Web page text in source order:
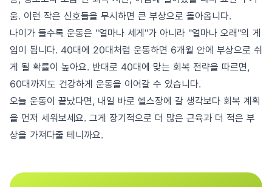
움. 이런 작은 신호들을 무시하면 큰 부상으로 돌아옵니다.
나이가 들수록 운동은 "얼마나 세게"가 아니라 "얼마나 오래"의 게
임이 됩니다. 40대에 20대처럼 운동하면 6개월 안에 부상으로 쉬
게 될 확률이 높아요. 반대로 40대에 맞는 회복 전략을 따르면,
60대까지도 건강하게 운동을 이어갈 수 있습니다.
오늘 운동이 끝났다면, 내일 바로 헬스장에 갈 생각보다 회복 계획
을 먼저 세워보세요. 그게 장기적으로 더 많은 근육과 더 적은 부
상을 가져다줄 테니까요.